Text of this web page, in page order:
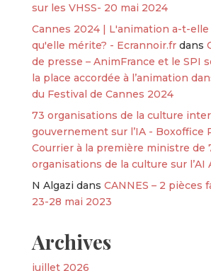
sur les VHSS- 20 mai 2024
Cannes 2024 | L'animation a-t-
qu'elle mérite? - Ecrannoir.frdans
de presse – AnimFrance et le SPI
la place accordée à l’animation
du Festival de Cannes 2024
73 organisations de la culture
gouvernement sur l’IA - Boxoffice
Courrier à la première ministre de
organisations de la culture sur l’AI
N Algazi dans CANNES – 2 pièces
23-28 mai 2023
Archives
juillet 2026